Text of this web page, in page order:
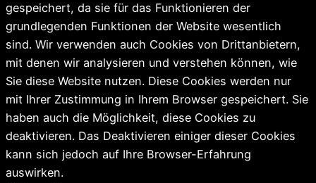
gespeichert, da sie für das Funktionieren der
grundlegenden Funktionen der Website wesentlich
sind. Wir verwenden auch Cookies von Drittanbietern,
mit denen wir analysieren und verstehen können, wie
Sie diese Website nutzen. Diese Cookies werden nur
mit Ihrer Zustimmung in Ihrem Browser gespeichert. Sie
haben auch die Möglichkeit, diese Cookies zu
deaktivieren. Das Deaktivieren einiger dieser Cookies
kann sich jedoch auf Ihre Browser-Erfahrung
auswirken.